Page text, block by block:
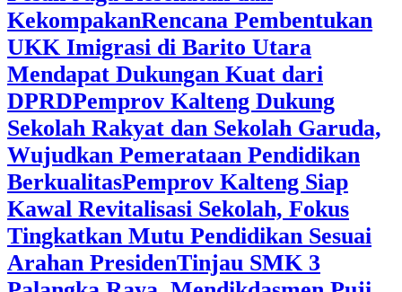
KekompakanRencana Pembentukan
UKK Imigrasi di Barito Utara
Mendapat Dukungan Kuat dari
DPRD‎Pemprov Kalteng Dukung
Sekolah Rakyat dan Sekolah Garuda,
Wujudkan Pemerataan Pendidikan
Berkualitas‎Pemprov Kalteng Siap
Kawal Revitalisasi Sekolah, Fokus
Tingkatkan Mutu Pendidikan Sesuai
Arahan Presiden‎Tinjau SMK 3